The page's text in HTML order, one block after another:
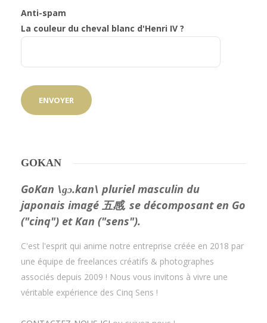
Anti-spam
La couleur du cheval blanc d'Henri IV ?
GOKAN
GoKan \ɡɔ.kan\ pluriel masculin du
japonais imagé 五感, se décomposant en Go
("cinq") et Kan ("sens").
C'est l'esprit qui anime notre entreprise créée en 2018 par
une équipe de freelances créatifs & photographes
associés depuis 2009 ! Nous vous invitons à vivre une
véritable expérience des Cinq Sens !